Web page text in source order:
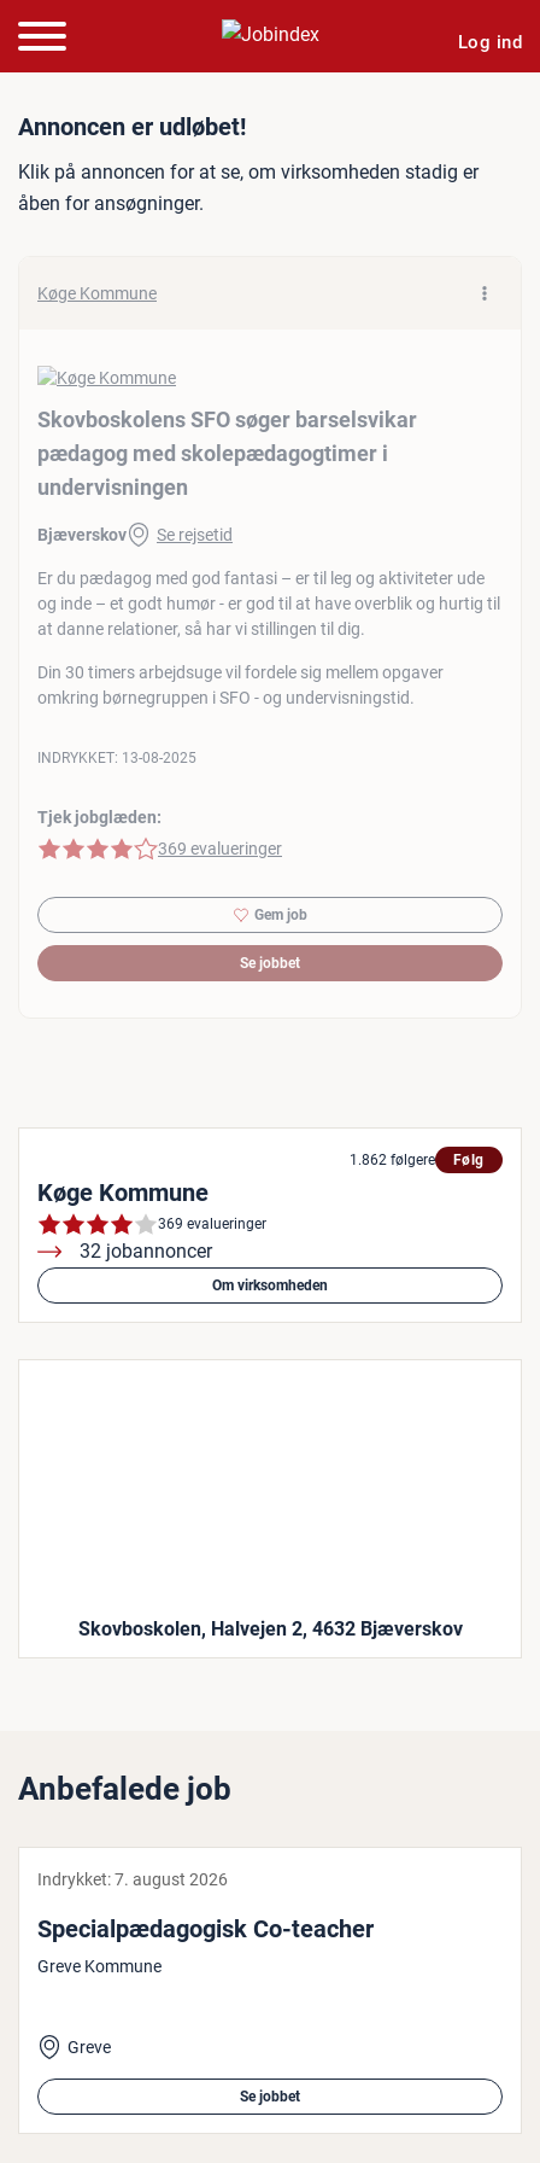
Log ind
Jobannonce:
Annoncen er udløbet!
Klik på annoncen for at se, om virksomheden stadig er
åben for ansøgninger.
Køge Kommune
Skovboskolens SFO søger barselsvikar
pædagog med skolepædagogtimer i
undervisningen
Bjæverskov Se rejsetid
Er du pædagog med god fantasi – er til leg og aktiviteter ude
og inde – et godt humør - er god til at have overblik og hurtig til
at danne relationer, så har vi stillingen til dig.
Din 30 timers arbejdsuge vil fordele sig mellem opgaver
omkring børnegruppen i SFO - og undervisningstid.
Tjek jobglæden:
4 af 5 stjerner
369 evalueringer
INDRYKKET: 13-08-2025
Gem job
Se jobbet
1.862 følgere Følg
Køge Kommune
369 evalueringer
32 jobannoncer
Om virksomheden
Skovboskolen, Halvejen 2, 4632 Bjæverskov
Anbefalede job
Indrykket:7. august 2026
Spe­ci­al­pæ­da­go­gisk Co-teacher
Greve Kommune
Greve
Se jobbet